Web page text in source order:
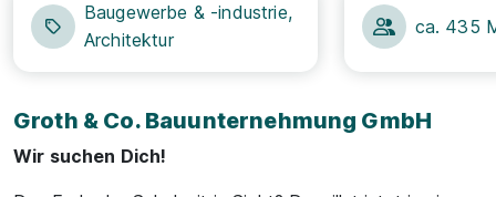
Baugewerbe & -industrie,
Architektur
ca. 435
Groth & Co. Bauunternehmung GmbH
Wir suchen Dich!